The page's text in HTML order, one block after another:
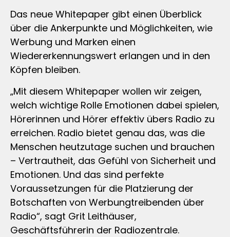
Das neue Whitepaper gibt einen Überblick
über die Ankerpunkte und Möglichkeiten, wie
Werbung und Marken einen
Wiedererkennungswert erlangen und in den
Köpfen bleiben.
„Mit diesem Whitepaper wollen wir zeigen,
welch wichtige Rolle Emotionen dabei spielen,
Hörerinnen und Hörer effektiv übers Radio zu
erreichen. Radio bietet genau das, was die
Menschen heutzutage suchen und brauchen
– Vertrautheit, das Gefühl von Sicherheit und
Emotionen. Und das sind perfekte
Voraussetzungen für die Platzierung der
Botschaften von Werbungtreibenden über
Radio“, sagt Grit Leithäuser,
Geschäftsführerin der Radiozentrale.